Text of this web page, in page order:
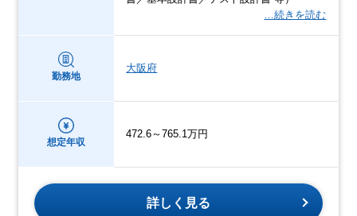
…続きを読む
勤務地
大阪府
想定年収
472.6～765.1万円
詳しく見る